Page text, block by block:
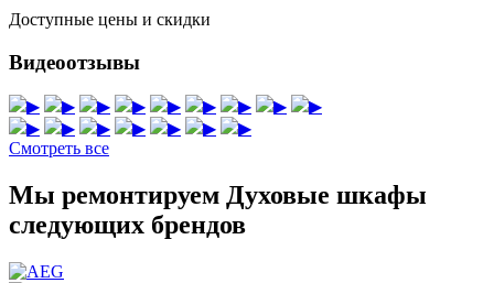
Доступные цены и скидки
Видеоотзывы
▶ ▶ ▶ ▶ ▶ ▶ ▶ ▶
▶
▶
▶ ▶ ▶ ▶ ▶
▶
Смотреть все
Мы ремонтируем Духовые шкафы
следующих брендов